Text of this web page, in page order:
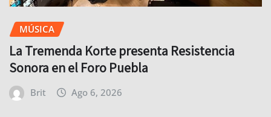
MÚSICA
La Tremenda Korte presenta Resistencia
Sonora en el Foro Puebla
Brit Ago 6, 2026